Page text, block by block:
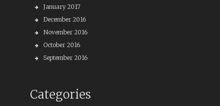
January 2017
December 2016
November 2016
October 2016
September 2016
Categories